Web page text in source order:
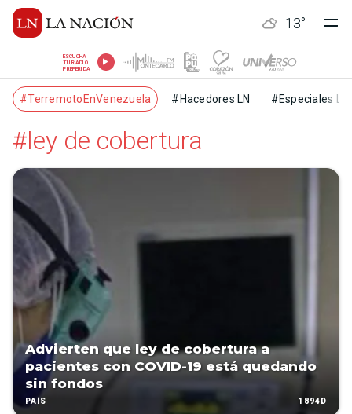
13°
ESCUCHÁ
TU RADIO
PREFERIDA
#TerremotoEnVenezuela #Hacedores LN #Especiales LN
#ley de cobertura
Advierten que ley de cobertura a
pacientes con COVID-19 está quedando
sin fondos
PAÍS 1894D